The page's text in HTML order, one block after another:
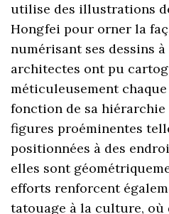
utilise des illustrations
Hongfei pour orner la
numérisant ses dessins
architectes ont pu
méticuleusement
fonction de sa hiérarchie
figures proéminentes
positionnées à des
elles sont
efforts renforcent
tatouage à la culture, où